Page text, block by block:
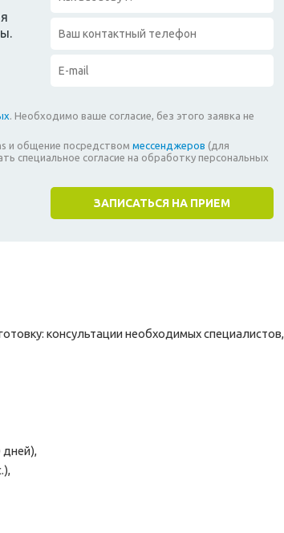
. Необходимо ваше согласие, без этого заявка не
и общение посредствоммессенджеров (для
специальное согласие на обработку персональных
консультации необходимых специалистов,
дней),